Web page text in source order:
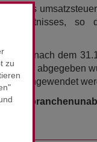
zu
als
die nach dem
abgegeben
angewendet